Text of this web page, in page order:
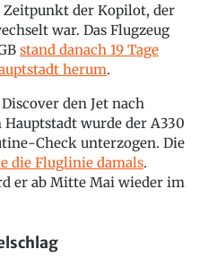
Zeitpunkt der Kopilot, der
war. Das Flugzeug
stand danach 19 Tage
herum.
den Jet nach
wurde der A330
Check unterzogen. Die
die Fluglinie damals.
er ab Mitte Mai wieder im